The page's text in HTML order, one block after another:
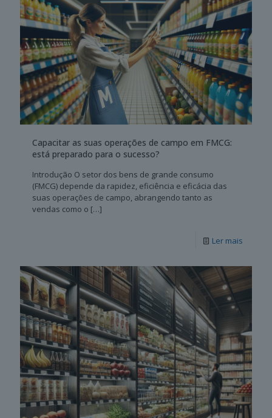
Capacitar as suas operações de campo em FMCG:
está preparado para o sucesso?
Introdução O setor dos bens de grande consumo
(FMCG) depende da rapidez, eficiência e eficácia das
suas operações de campo, abrangendo tanto as
vendas como o […]
Ler mais